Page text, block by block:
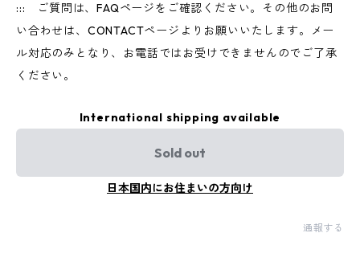
::: ご質問は、FAQページをご確認ください。その他のお問
い合わせは、CONTACTページよりお願いいたします。メー
ル対応のみとなり、お電話ではお受けできませんのでご了承
ください。
International shipping available
Sold out
日本国内にお住まいの方向け
通報する